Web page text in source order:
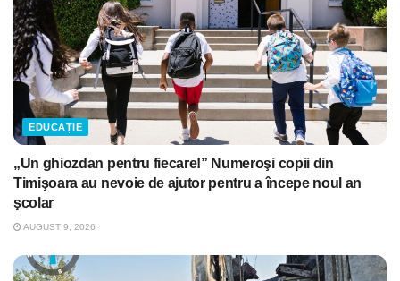
EDUCAȚIE
„Un ghiozdan pentru fiecare!” Numeroşi copii din
Timişoara au nevoie de ajutor pentru a începe noul an
şcolar
AUGUST 9, 2026